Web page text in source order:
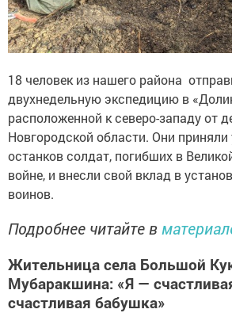
18 человек из нашего района
двухнедельную экспедицию в
расположенной к северо-западу от
Новгородской области. Они приняли
останков солдат, погибших в
войне, и внесли свой вклад в
воинов.
Подробнее читайте в
Жительница села Большой
Мубаракшина: «Я —
счастливая бабушка»